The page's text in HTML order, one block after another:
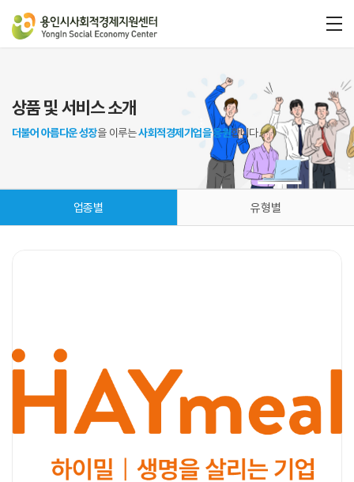
상품 및 서비스 소개
더불어 아름다운 성장을 이루는사회적경제기업을 응원합니다.
업종별 유형별